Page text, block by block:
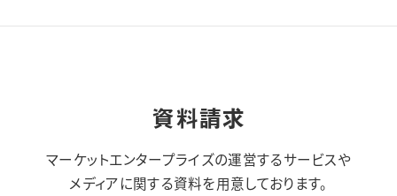
資料請求
マーケットエンタープライズの運営するサービスや
メディアに関する資料を用意しております。